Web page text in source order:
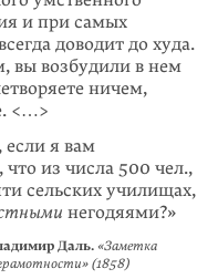
и при самых
доводит до худа.
вы возбудили в нем
ничем,
<…>
если я вам
, что из числа 500 чел.,
сельских учили­щах,
негодяями?»
Даль. «Заметка
(1858)